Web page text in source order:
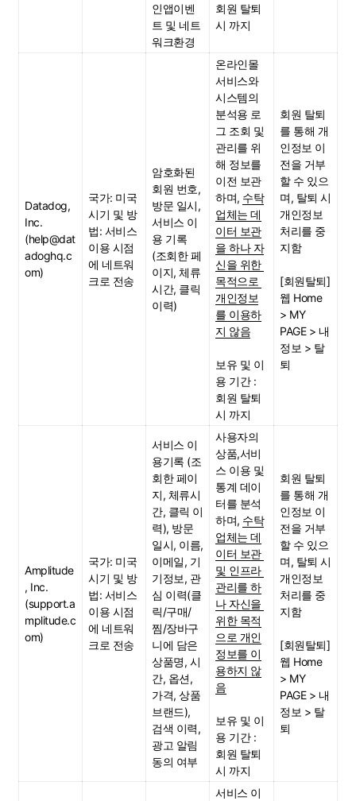
인앱이벤
트 및 네트
워크환경
회원 탈퇴
시 까지
Datadog,
Inc.
(help@dat
adoghq.c
om)
국가: 미국
시기 및 방
법: 서비스
이용 시점
에 네트워
크로 전송
암호화된
회원 번호,
방문 일시,
서비스 이
용 기록
(조회한 페
이지, 체류
시간, 클릭
이력)
온라인몰
서비스와
시스템의
분석용 로
그 조회 및
관리를 위
해 정보를
이전 보관
하며, 수탁
업체는 데
이터 보관
을 하나 자
신을 위한
목적으로
개인정보
를 이용하
지 않음
보유 및 이
용 기간 :
회원 탈퇴
시 까지
회원 탈퇴
를 통해 개
인정보 이
전을 거부
할 수 있으
며, 탈퇴 시
개인정보
처리를 중
지함
[회원탈퇴]
웹 Home
> MY
PAGE > 내
정보 > 탈
퇴
Amplitude
, Inc.
(support.a
mplitude.c
om)
국가: 미국
시기 및 방
법: 서비스
이용 시점
에 네트워
크로 전송
서비스 이
용기록 (조
회한 페이
지, 체류시
간, 클릭 이
력), 방문
일시, 이름,
이메일, 기
기정보, 관
심 이력(클
릭/구매/
찜/장바구
니에 담은
상품명, 시
간, 옵션,
가격, 상품
브랜드),
검색 이력,
광고 알림
동의 여부
사용자의
상품,서비
스 이용 및
통계 데이
터를 분석
하며, 수탁
업체는 데
이터 보관
및 인프라
관리를 하
나 자신을
위한 목적
으로 개인
정보를 이
용하지 않
음
보유 및 이
용 기간 :
회원 탈퇴
시 까지
회원 탈퇴
를 통해 개
인정보 이
전을 거부
할 수 있으
며, 탈퇴 시
개인정보
처리를 중
지함
[회원탈퇴]
웹 Home
> MY
PAGE > 내
정보 > 탈
퇴
서비스 이